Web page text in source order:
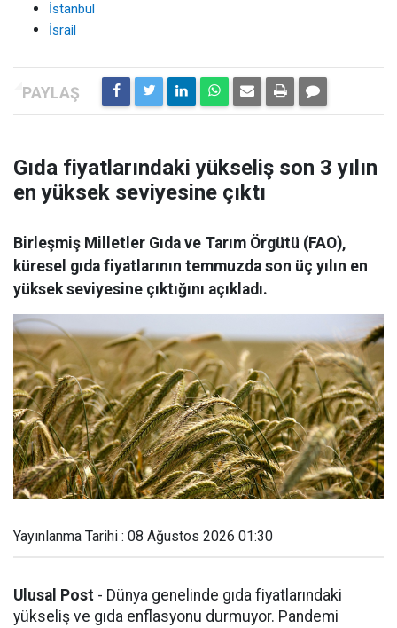
İstanbul
İsrail
Gıda fiyatlarındaki yükseliş son 3 yılın
en yüksek seviyesine çıktı
Birleşmiş Milletler Gıda ve Tarım Örgütü (FAO),
küresel gıda fiyatlarının temmuzda son üç yılın en
yüksek seviyesine çıktığını açıkladı.
Yayınlanma Tarihi : 08 Ağustos 2026 01:30
Ulusal Post - Dünya genelinde gıda fiyatlarındaki
yükseliş ve gıda enflasyonu durmuyor. Pandemi